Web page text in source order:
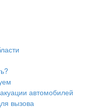
автомобилей
вызова